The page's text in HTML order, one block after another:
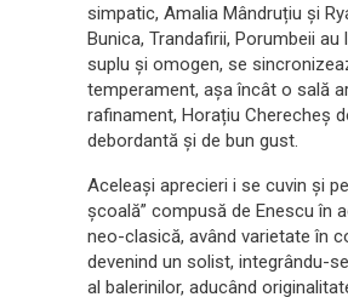
simpatic, Amalia Mândruțiu și
Bunica, Trandafirii, Porumbeii
suplu și omogen, se
temperament, așa încât o sală
rafinament, Horațiu Cherecheș
debordantă și de bun gust.
Aceleași aprecieri i se cuvin și
școală” compusă de Enescu în
neo-clasică, având varietate în
devenind un solist, integrându-
al balerinilor, aducând